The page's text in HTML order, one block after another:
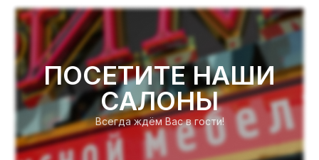
ПОСЕТИТЕ НАШИ
САЛОНЫ
Всегда ждём Вас в гости!